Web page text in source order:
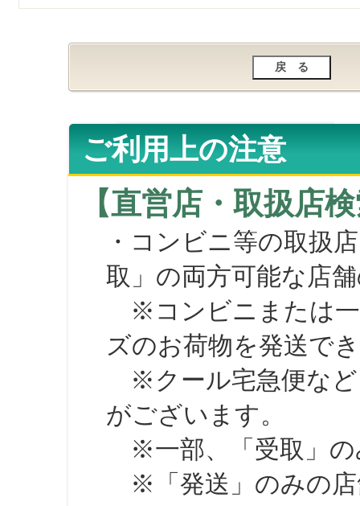
ご利用上の注意
【直営店・取扱店
・コンビニ等の取扱
取」の両方可能な店
※コンビニまたは一
ズのお荷物を発送で
※クール宅急便など
がございます。
※一部、「受取」の
※「発送」のみの店